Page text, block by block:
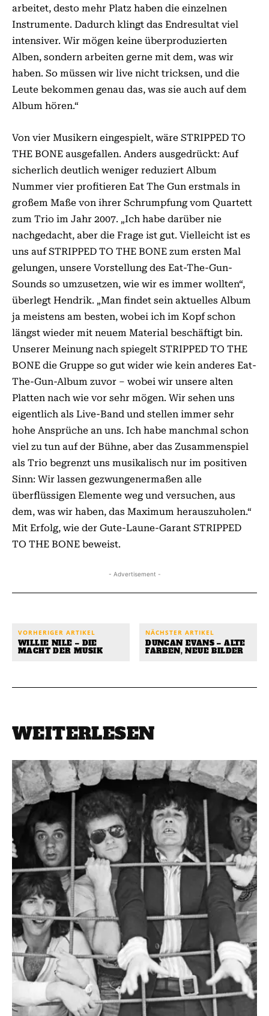
arbeitet, desto mehr Platz haben die einzelnen
Instrumente. Dadurch klingt das Endresultat viel
intensiver. Wir mögen keine überproduzierten
Alben, sondern arbeiten gerne mit dem, was wir
haben. So müssen wir live nicht tricksen, und die
Leute bekommen genau das, was sie auch auf dem
Album hören.“
Von vier Musikern eingespielt, wäre STRIPPED TO
THE BONE ausgefallen. Anders ausgedrückt: Auf
sicherlich deutlich weniger reduziert Album
Nummer vier profitieren Eat The Gun erstmals in
großem Maße von ihrer Schrumpfung vom Quartett
zum Trio im Jahr 2007. „Ich habe darüber nie
nachgedacht, aber die Frage ist gut. Vielleicht ist es
uns auf STRIPPED TO THE BONE zum ersten Mal
gelungen, unsere Vorstellung des Eat-The-Gun-
Sounds so umzusetzen, wie wir es immer wollten“,
überlegt Hendrik. „Man findet sein aktuelles Album
ja meistens am besten, wobei ich im Kopf schon
längst wieder mit neuem Material beschäftigt bin.
Unserer Meinung nach spiegelt STRIPPED TO THE
BONE die Gruppe so gut wider wie kein anderes Eat-
The-Gun-Album zuvor – wobei wir unsere alten
Platten nach wie vor sehr mögen. Wir sehen uns
eigentlich als Live-Band und stellen immer sehr
hohe Ansprüche an uns. Ich habe manchmal schon
viel zu tun auf der Bühne, aber das Zusammenspiel
als Trio begrenzt uns musikalisch nur im positiven
Sinn: Wir lassen gezwungenermaßen alle
überflüssigen Elemente weg und versuchen, aus
dem, was wir haben, das Maximum herauszuholen.“
Mit Erfolg, wie der Gute-Laune-Garant STRIPPED
TO THE BONE beweist.
- Advertisement -
VORHERIGER ARTIKEL
WILLIE NILE – DIE
MACHT DER MUSIK
NÄCHSTER ARTIKEL
DUNCAN EVANS – ALTE
FARBEN, NEUE BILDER
WEITERLESEN